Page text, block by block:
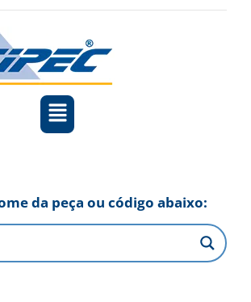
da peça ou código abaixo: